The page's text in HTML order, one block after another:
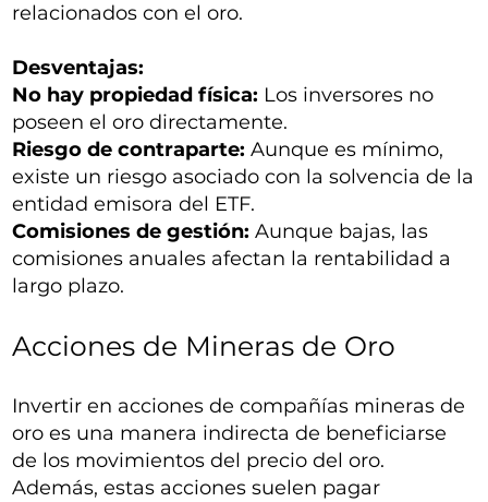
relacionados con el oro.
Desventajas:
No hay propiedad física: Los inversores no
poseen el oro directamente.
Riesgo de contraparte: Aunque es mínimo,
existe un riesgo asociado con la solvencia de la
entidad emisora del ETF.
Comisiones de gestión: Aunque bajas, las
comisiones anuales afectan la rentabilidad a
largo plazo.
Acciones de Mineras de Oro
Invertir en acciones de compañías mineras de
oro es una manera indirecta de beneficiarse
de los movimientos del precio del oro.
Además, estas acciones suelen pagar